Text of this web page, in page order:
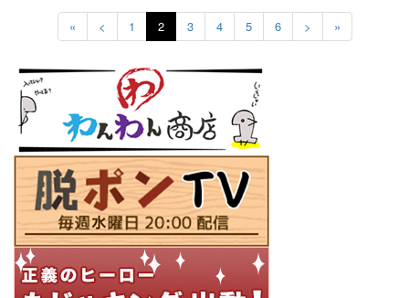
« < 1 2 3 4 5 6 > »